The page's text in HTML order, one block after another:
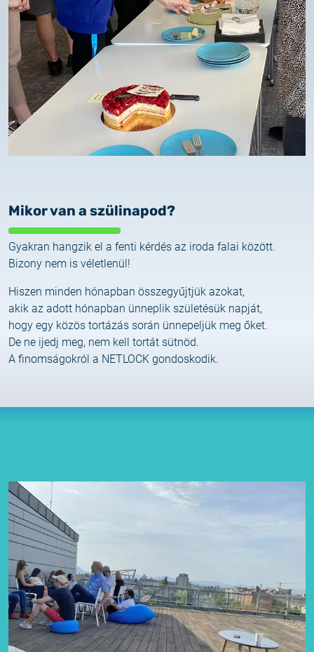
Mikor van a szülinapod?
Gyakran hangzik el a fenti kérdés az iroda falai között.
Bizony nem is véletlenül!
Hiszen minden hónapban összegyűjtjük azokat,
akik az adott hónapban ünneplik születésük napját,
hogy egy közös tortázás során ünnepeljük meg őket.
De ne ijedj meg, nem kell tortát sütnöd.
A finomságokról a NETLOCK gondoskodik.